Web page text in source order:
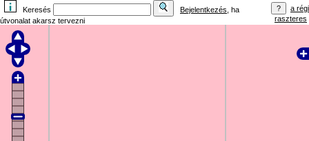
Keresés Bejelentkezés , ha
útvonalat akarsz tervezni
a régi
raszteres